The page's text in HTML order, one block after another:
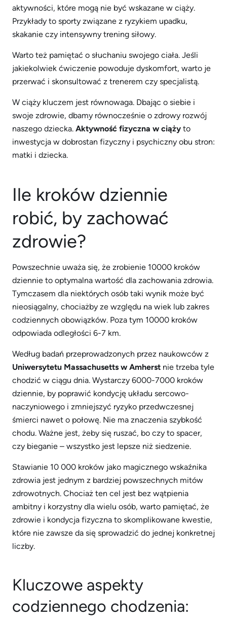
aktywności, które mogą nie być wskazane w ciąży.
Przykłady to sporty związane z ryzykiem upadku,
skakanie czy intensywny trening siłowy.
Warto też pamiętać o słuchaniu swojego ciała. Jeśli
jakiekolwiek ćwiczenie powoduje dyskomfort, warto je
przerwać i skonsultować z trenerem czy specjalistą.
W ciąży kluczem jest równowaga. Dbając o siebie i
swoje zdrowie, dbamy równocześnie o zdrowy rozwój
naszego dziecka. Aktywność fizyczna w ciąży to
inwestycja w dobrostan fizyczny i psychiczny obu stron:
matki i dziecka.
Ile kroków dziennie
robić, by zachować
zdrowie?
Powszechnie uważa się, że zrobienie 10000 kroków
dziennie to optymalna wartość dla zachowania zdrowia.
Tymczasem dla niektórych osób taki wynik może być
nieosiągalny, chociażby ze względu na wiek lub zakres
codziennych obowiązków. Poza tym 10000 kroków
odpowiada odległości 6-7 km.
Według badań przeprowadzonych przez naukowców z
Uniwersytetu Massachusetts w Amherst nie trzeba tyle
chodzić w ciągu dnia. Wystarczy 6000-7000 kroków
dziennie, by poprawić kondycję układu sercowo-
naczyniowego i zmniejszyć ryzyko przedwczesnej
śmierci nawet o połowę. Nie ma znaczenia szybkość
chodu. Ważne jest, żeby się ruszać, bo czy to spacer,
czy bieganie – wszystko jest lepsze niż siedzenie.
Stawianie 10 000 kroków jako magicznego wskaźnika
zdrowia jest jednym z bardziej powszechnych mitów
zdrowotnych. Chociaż ten cel jest bez wątpienia
ambitny i korzystny dla wielu osób, warto pamiętać, że
zdrowie i kondycja fizyczna to skomplikowane kwestie,
które nie zawsze da się sprowadzić do jednej konkretnej
liczby.
Kluczowe aspekty
codziennego chodzenia: